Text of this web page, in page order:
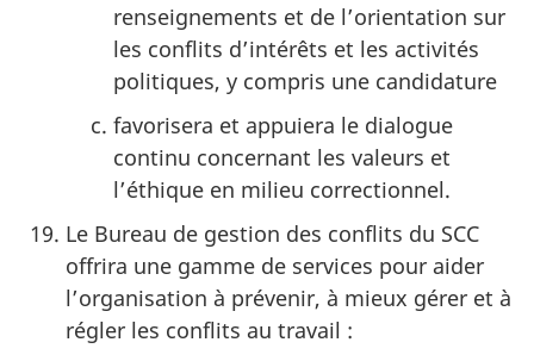
renseignements et de l’orientation sur
les conflits d’intérêts et les activités
politiques, y compris une candidature
favorisera et appuiera le dialogue
continu concernant les valeurs et
l’éthique en milieu correctionnel.
Le Bureau de gestion des conflits du SCC
offrira une gamme de services pour aider
l’organisation à prévenir, à mieux gérer et à
régler les conflits au travail :